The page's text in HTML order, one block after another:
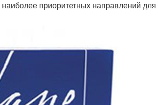
приоритетных направлений для